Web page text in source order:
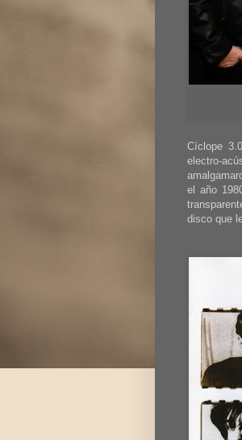
Cíclope
electro-
el año
disco que